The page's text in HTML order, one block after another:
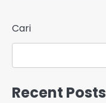
Cari
Recent Posts